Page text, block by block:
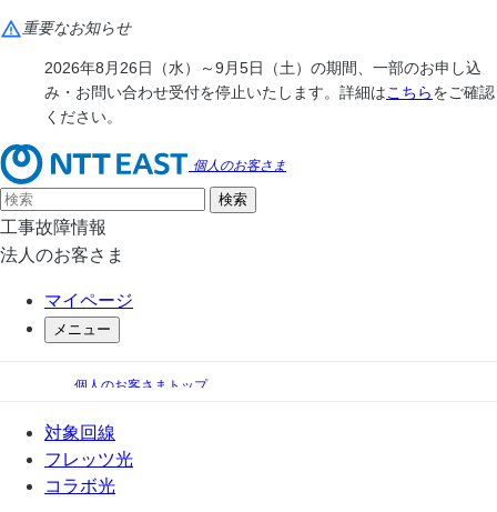
重要なお知らせ
2026年8月26日（水）～9月5日（土）の期間、一部のお申し込
み・お問い合わせ受付を停止いたします。詳細はこちらをご確認
ください。
個人のお客さま
工事故障情報
法人のお客さま
マイページ
メニュー
個人のお客さまトップ
手続き（移転、変更）
フレッツ・ウイルスクリア サポート情報
追加契約手順
フレッツ・ウイルスクリア 各種申込ツールからのお手続き
対象回線
フレッツ光
コラボ光